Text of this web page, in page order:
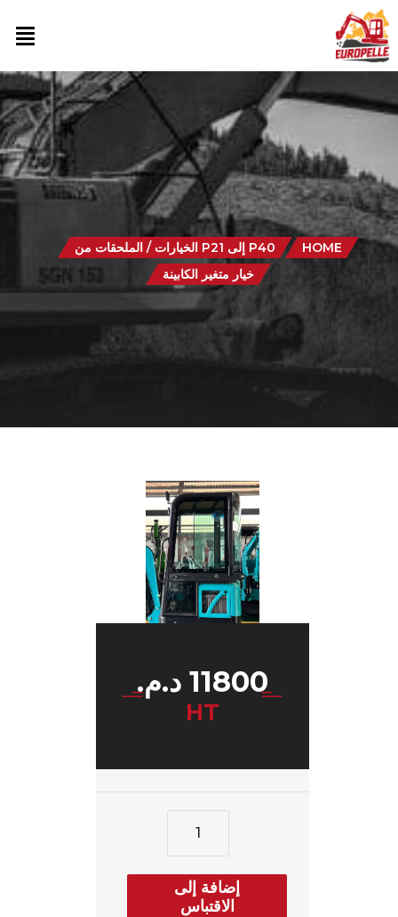
HOME
P40 إلى P21 الخيارات / الملحقات من
خيار متغير الكابينة
11800 د.م.
HT
إضافة إلى
الاقتباس